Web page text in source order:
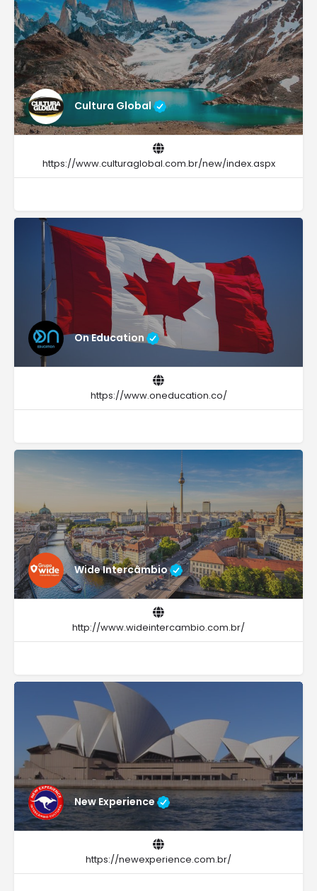
Cultura Global
https://www.culturaglobal.com.br/new/index.aspx
On Education
https://www.oneducation.co/
Wide Intercâmbio
http://www.wideintercambio.com.br/
New Experience
https://newexperience.com.br/